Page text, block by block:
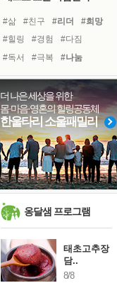
졸업식 사진을 보며
극심한 변비, 어깨결림, 수면 장애
아픈 아버지를 위한 공간 설계
슬럼프
보고 싶은 어머니
유년 시절의 부산 영도 바다
못된 꼰대들
희망이란
'모른다'는 것
#삶 #친구 #리더
#희망
#힐링
#경험
#다짐
#독서
#극복
#나눔
#바이러스
#아이들
#비전캠프
#위기
#선택
#도움
#사람
#유튜브
#면역력
#링컨학교
#명상
더 나은 세상을 위한
몸·마음·영혼의 힐링공동체
한울타리 소울패밀리
옹달샘 프로그램
태초고추장
담..
8/8